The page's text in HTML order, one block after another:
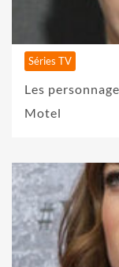
Séries TV
Les
Motel